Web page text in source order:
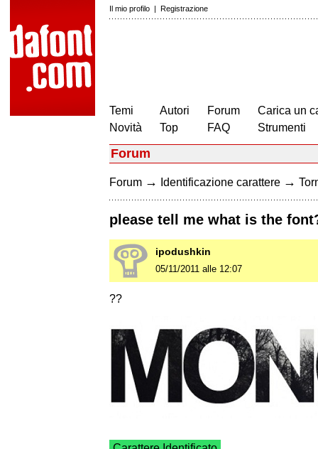
Il mio profilo | Registrazione
Temi
Novità
Autori
Top
Forum
FAQ
Carica un
Strumenti
Forum
Forum → Identificazione carattere →
please tell me what is the
ipodushkin
05/11/2011 alle 12:07
??